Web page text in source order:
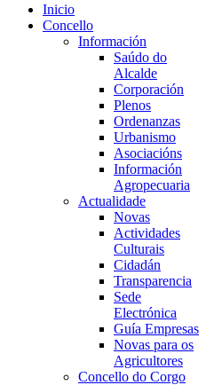
Inicio
Concello
Información
Saúdo do
Alcalde
Corporación
Plenos
Ordenanzas
Urbanismo
Asociacións
Información
Agropecuaria
Actualidade
Novas
Actividades
Culturais
Cidadán
Transparencia
Sede
Electrónica
Guía Empresas
Novas para os
Agricultores
Concello do Corgo